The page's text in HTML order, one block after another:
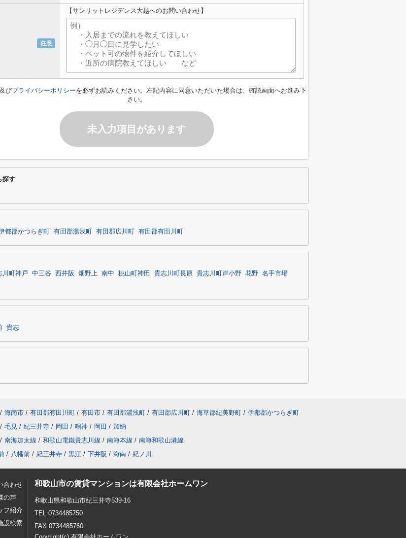
任意
【サンリットレジデンス大越へのお問い合わせ】
及びプライバシーポリシーを必ずお読みください。左記内容に同意いただいた場合は、確認画面へお進み下
さい。
未入力項目があります
探す
都郡かつらぎ町 有田郡湯浅町 有田郡広川町 有田郡有田川町
川町神戸 中三谷 西井阪 畑野上 南中 桃山町神田 貴志川町長原 貴志川町岸小野 花野 名手市場
貴志
/ 海南市 / 有田郡有田川町 / 有田市 / 有田郡湯浅町 / 有田郡広川町 / 海草郡紀美野町 / 伊都郡かつらぎ町
/ 毛見 / 紀三井寺 / 岡田 / 鳴神 / 岡田 / 加納
/ 南海加太線 / 和歌山電鐵貴志川線 / 南海本線 / 南海和歌山港線
/ 八幡前 / 紀三井寺 / 黒江 / 下井阪 / 海南 / 紀ノ川
合わせ
の声
フ紹介
設検索
和歌山市の賃貸マンションは有限会社ホームワン
和歌山県和歌山市紀三井寺539-16
TEL:0734485750
FAX:0734485760